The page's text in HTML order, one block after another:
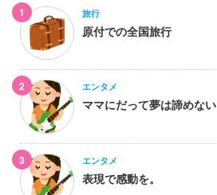
1 旅行
原付での全国旅行
2 エンタメ
ママにだって夢は諦めない
3 エンタメ
表現で感動を。